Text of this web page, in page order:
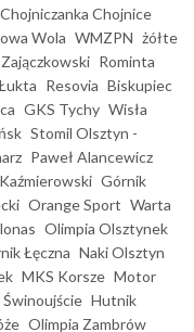
Chojniczanka Chojnice
Wola WMZPN żółte
Rominta
Resovia Biskupiec
GKS Tychy Wisła
Stomil Olsztyn -
Paweł Alancewicz
Górnik
Orange Sport Warta
Olimpia Olsztynek
Łęczna Naki Olsztyn
MKS Korsze Motor
Świnoujście Hutnik
Olimpia Zambrów